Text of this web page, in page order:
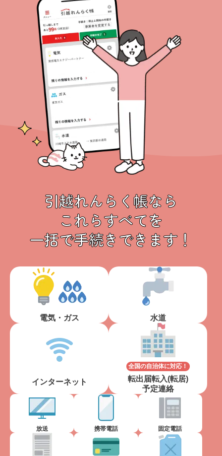
引越れんらく帳なら
これらすべてを
一括で手続きできます！
電気・ガス 水道
インターネット
全国の自治体に対応！
転出届転入(転居)
予定連絡
放送 携帯電話 固定電話